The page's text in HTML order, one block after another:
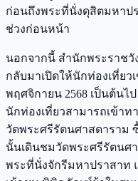
ก่อนถึงพระที่นั่งดุสิตมหาป
ช่วงก่อนหน้า
นอกจากนี้ สำนักพระราชวั
กลับมาเปิดให้นักท่องเที่ย
พฤศจิกายน 2568 เป็นต้นไป
นักท่องเที่ยวสามารถเข้า
วัดพระศรีรัตนศาสดาราม
นั้นเดินชมวัดพระศรีรัตนศ
พระที่นั่งจักรีมหาปราสาท